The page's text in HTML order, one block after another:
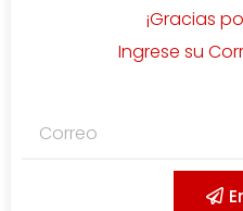
¡Gracias
Ingrese su